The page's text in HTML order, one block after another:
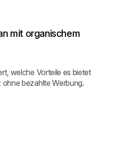
mit organischem
welche Vorteile es bietet
bezahlte Werbung.